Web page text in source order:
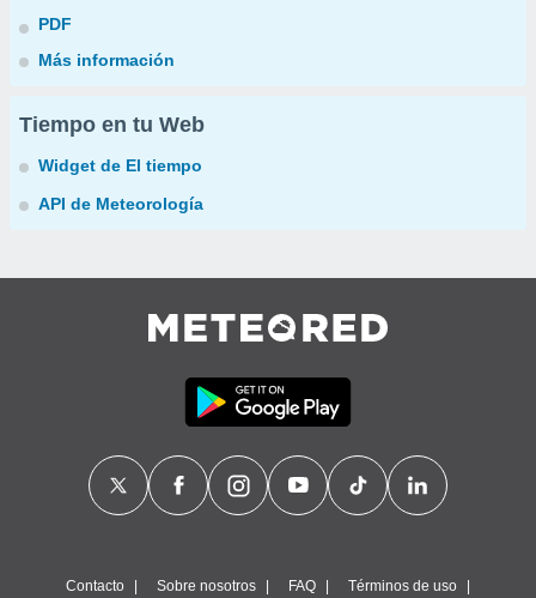
PDF
Más información
Tiempo en tu Web
Widget de El tiempo
API de Meteorología
Contacto Sobre nosotros FAQ Términos de uso